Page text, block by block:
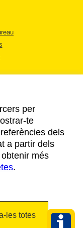
per
te
dels
a partir dels
més
.
les totes